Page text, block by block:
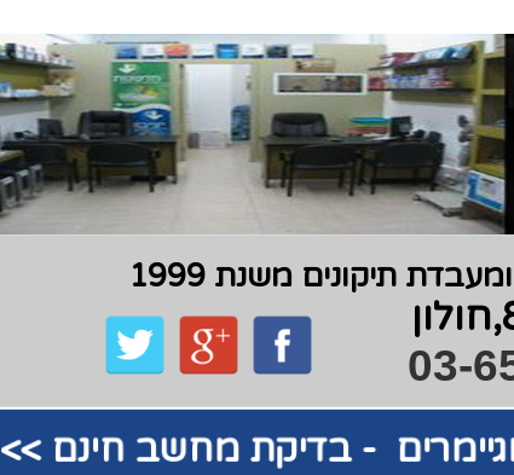
תיקונים משנת 1999
03-
וגיימרים - בדיקת מחשב חינם >>